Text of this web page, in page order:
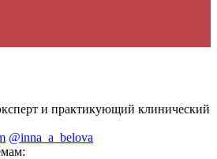
и практикующий клинический
@inna_a_belova